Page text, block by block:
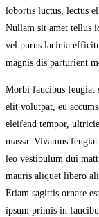
lobortis luctus, lectus
Nullam sit amet tellus
vel purus lacinia
magnis dis parturient
Morbi faucibus feugiat
elit volutpat, eu
eleifend tempor,
massa. Vivamus
leo vestibulum dui
mauris aliquet libero
Etiam sagittis ornare
ipsum primis in